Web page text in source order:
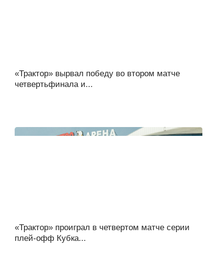
«Трактор» вырвал победу во втором матче
четвертьфинала и...
«Трактор» проиграл в четвертом матче серии
плей-офф Кубка...